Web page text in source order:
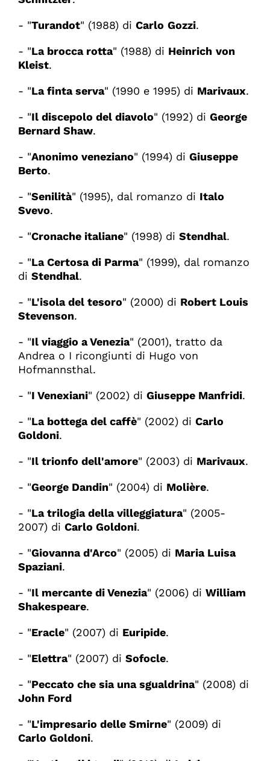
- "Turandot" (1988) di Carlo Gozzi.
- "La brocca rotta" (1988) di Heinrich von
Kleist.
- "La finta serva" (1990 e 1995) di Marivaux.
- "Il discepolo del diavolo" (1992) di George
Bernard Shaw.
- "Anonimo veneziano" (1994) di Giuseppe
Berto.
- "Senilità" (1995), dal romanzo di Italo
Svevo.
- "Cronache italiane" (1998) di Stendhal.
- "La Certosa di Parma" (1999), dal romanzo
di Stendhal.
- "L'isola del tesoro" (2000) di Robert Louis
Stevenson.
- "Il viaggio a Venezia" (2001), tratto da
Andrea o I ricongiunti di Hugo von
Hofmannsthal.
- "I Venexiani" (2002) di Giuseppe Manfridi.
- "La bottega del caffè" (2002) di Carlo
Goldoni.
- "Il trionfo dell'amore" (2003) di Marivaux.
- "George Dandin" (2004) di Molière.
- "La trilogia della villeggiatura" (2005-
2007) di Carlo Goldoni.
- "Giovanna d'Arco" (2005) di Maria Luisa
Spaziani.
- "Il mercante di Venezia" (2006) di William
Shakespeare.
- "Eracle" (2007) di Euripide.
- "Elettra" (2007) di Sofocle.
- "Peccato che sia una sgualdrina" (2008) di
John Ford
- "L'impresario delle Smirne" (2009) di
Carlo Goldoni.